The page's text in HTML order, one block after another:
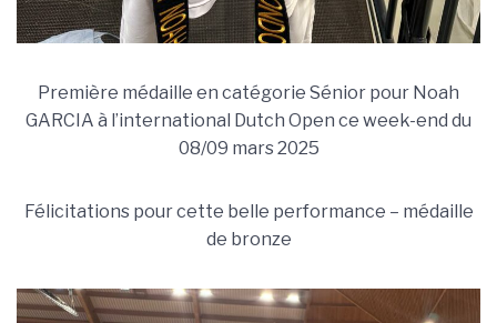
Première médaille en catégorie Sénior pour Noah
GARCIA à l’international Dutch Open ce week-end du
08/09 mars 2025
Félicitations pour cette belle performance – médaille
de bronze